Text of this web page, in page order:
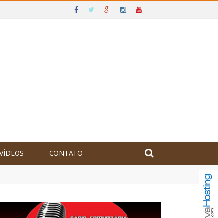
VÍDEOS CONTATO